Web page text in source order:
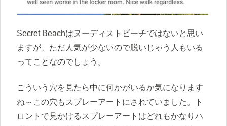
Secret Beachはヌーディストビーチではないと思い
ますが、ただ人気が少ないので脱いじゃう人もいる
ってことなのでしょう。
こういう穴を見たら中に何かがいるか気になります
ね～この穴もスプレーアートにされていました。ト
ロントで見かけるスプレーアートはどれもかなりハ